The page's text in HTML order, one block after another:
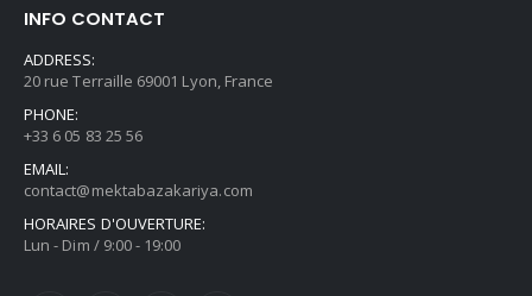
INFO CONTACT
ADDRESS:
20 rue Terraille 69001 Lyon, France
PHONE:
+33 6 05 83 25 56
EMAIL:
contact@mektabazakariya.com
HORAIRES D'OUVERTURE:
Lun - Dim / 9:00 - 19:00